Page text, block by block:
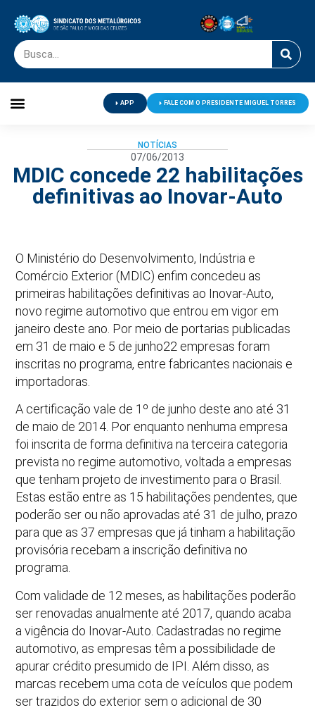
APP FALE COM O PRESIDENTE MIGUEL TORRES
NOTÍCIAS
07/06/2013
MDIC concede 22 habilitações
definitivas ao Inovar-Auto
O Ministério do Desenvolvimento, Indústria e
Comércio Exterior (MDIC) enfim concedeu as
primeiras habilitações definitivas ao Inovar-Auto,
novo regime automotivo que entrou em vigor em
janeiro deste ano. Por meio de portarias publicadas
em 31 de maio e 5 de junho22 empresas foram
inscritas no programa, entre fabricantes nacionais e
importadoras.
A certificação vale de 1º de junho deste ano até 31
de maio de 2014. Por enquanto nenhuma empresa
foi inscrita de forma definitiva na terceira categoria
prevista no regime automotivo, voltada a empresas
que tenham projeto de investimento para o Brasil.
Estas estão entre as 15 habilitações pendentes, que
poderão ser ou não aprovadas até 31 de julho, prazo
para que as 37 empresas que já tinham a habilitação
provisória recebam a inscrição definitiva no
programa.
Com validade de 12 meses, as habilitações poderão
ser renovadas anualmente até 2017, quando acaba
a vigência do Inovar-Auto. Cadastradas no regime
automotivo, as empresas têm a possibilidade de
apurar crédito presumido de IPI. Além disso, as
marcas recebem uma cota de veículos que podem
ser trazidos do exterior sem o adicional de 30